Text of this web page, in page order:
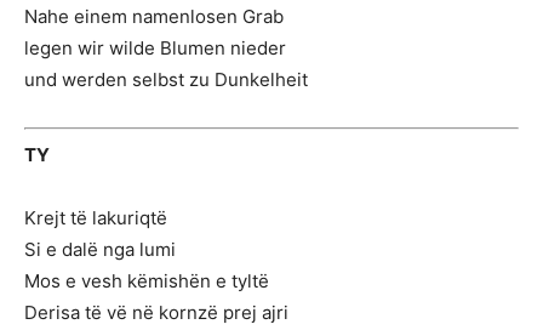
Nahe einem namenlosen Grab
legen wir wilde Blumen nieder
und werden selbst zu Dunkelheit
TY
Krejt të lakuriqtë
Si e dalë nga lumi
Mos e vesh këmishën e tyltë
Derisa të vë në kornzë prej ajri